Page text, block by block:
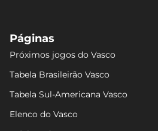
Páginas
Próximos jogos do Vasco
Tabela Brasileirão Vasco
Tabela Sul-Americana Vasco
Elenco do Vasco